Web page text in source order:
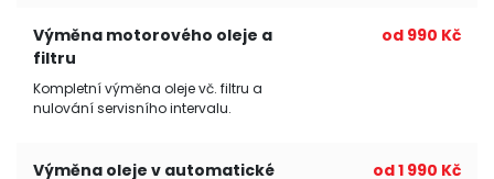
Výměna motorového oleje a
filtru
Kompletní výměna oleje vč. filtru a
nulování servisního intervalu.
od 990 Kč
Výměna oleje v automatické
od 1 990 Kč